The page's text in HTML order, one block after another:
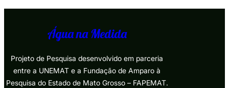
Água na Medida
Projeto de Pesquisa desenvolvido em parceria
entre a UNEMAT e a Fundação de Amparo à
Pesquisa do Estado de Mato Grosso – FAPEMAT.